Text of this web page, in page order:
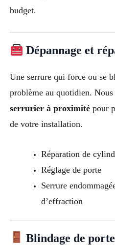
budget.
Dépannage et
Une serrure qui force ou se
problème au quotidien. Nous
serrurier à proximité pour
de votre installation.
Réparation de
Réglage de porte
Serrure
d’effraction
Blindage de